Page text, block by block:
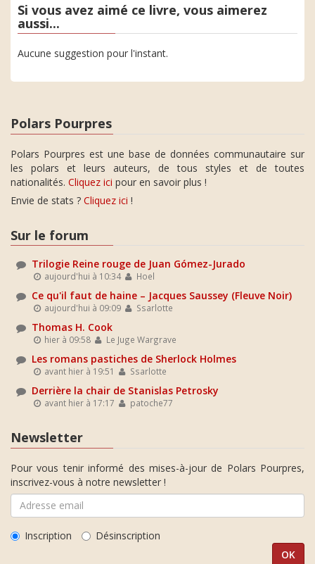
Si vous avez aimé ce livre, vous aimerez
aussi...
Aucune suggestion pour l'instant.
Polars Pourpres
Polars Pourpres est une base de données communautaire sur
les polars et leurs auteurs, de tous styles et de toutes
nationalités. Cliquez ici pour en savoir plus !
Envie de stats ? Cliquez ici !
Sur le forum
Trilogie Reine rouge de Juan Gómez-Jurado
aujourd'hui à 10:34 Hoel
Ce qu'il faut de haine – Jacques Saussey (Fleuve Noir)
aujourd'hui à 09:09 Ssarlotte
Thomas H. Cook
hier à 09:58 Le Juge Wargrave
Les romans pastiches de Sherlock Holmes
avant hier à 19:51 Ssarlotte
Derrière la chair de Stanislas Petrosky
avant hier à 17:17 patoche77
Newsletter
Pour vous tenir informé des mises-à-jour de Polars Pourpres,
inscrivez-vous à notre newsletter !
Inscription Désinscription